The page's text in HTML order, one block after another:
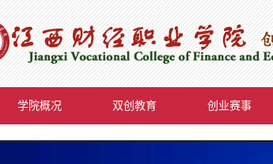
学院概况 双创教育 创业赛事